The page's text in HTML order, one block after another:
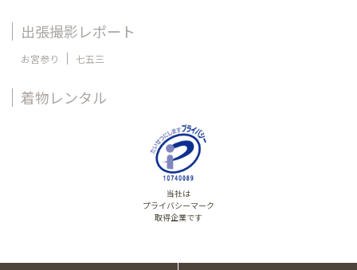
出張撮影レポート
お宮参り 七五三
着物レンタル
当社は
プライバシーマーク
取得企業です